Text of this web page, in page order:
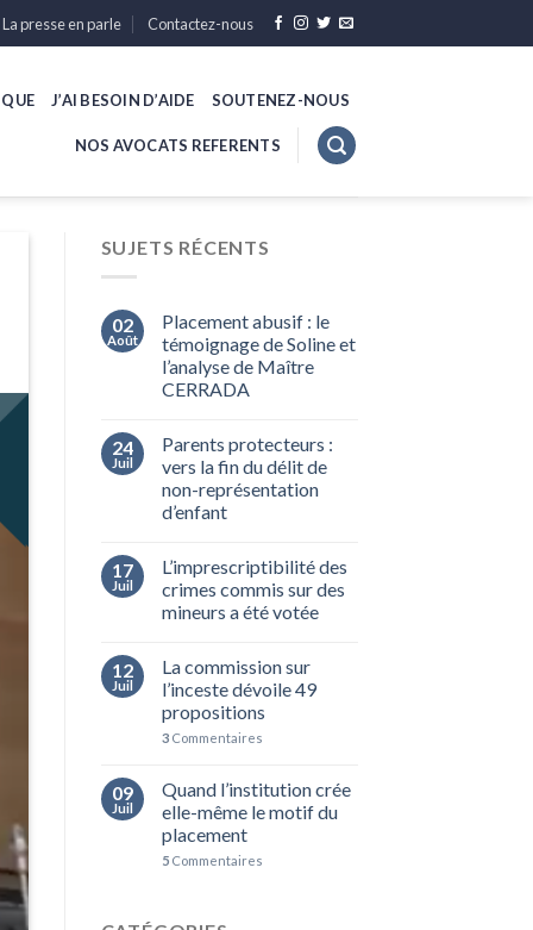
La presse en parle Contactez-nous
J’AI BESOIN D’AIDE SOUTENEZ-NOUS
NOS AVOCATS REFERENTS
SUJETS RÉCENTS
02
Août
Placement abusif : le
témoignage de Soline et
l’analyse de Maître
CERRADA
24
Juil
Parents protecteurs :
vers la fin du délit de
non-représentation
d’enfant
17
Juil
L’imprescriptibilité des
crimes commis sur des
mineurs a été votée
12
Juil
La commission sur
l’inceste dévoile 49
propositions
3Commentaires
09
Juil
Quand l’institution crée
elle-même le motif du
placement
5Commentaires